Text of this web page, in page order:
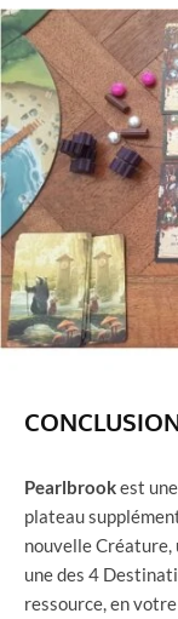
Pearlbrookest
plateau
nouvelle Créature,
une des 4
ressource, en